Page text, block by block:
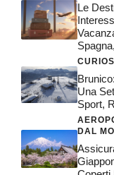
Le
Una
Sport,
DAL